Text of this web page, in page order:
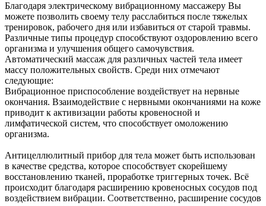
Благодаря электрическому вибрационному массажеру Вы
можете позволить своему телу расслабиться после тяжелых
тренировок, рабочего дня или избавиться от старой травмы.
Различные типы процедур способствуют оздоровлению всего
организма и улучшения общего самочувствия.
Автоматический массаж для различных частей тела имеет
массу положительных свойств. Среди них отмечают
следующие:
Вибрационное приспособление воздействует на нервные
окончания. Взаимодействие с нервными окончаниями на коже
приводит к активизации работы кровеносной и
лимфатической систем, что способствует омоложению
организма.
Антицеллюлитный прибор для тела может быть использован
в качестве средства, которое способствует скорейшему
восстановлению тканей, проработке триггерных точек. Всё
происходит благодаря расширению кровеносных сосудов под
воздействием вибрации. Соответственно, расширение сосудов